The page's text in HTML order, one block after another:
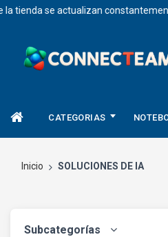
se actualizan constantemente -
CATEGORIAS
Inicio SOLUCIONES DE IA
Subcategorías